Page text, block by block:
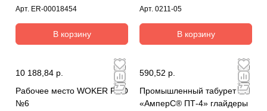
Арт. ER-00018454
В корзину
Арт. 0211-05
В корзину
10 188,84 р.
Рабочее место WOKER PRO
№6
590,52 р.
Промышленный табурет
«АмперС® ПТ-4» глайдеры